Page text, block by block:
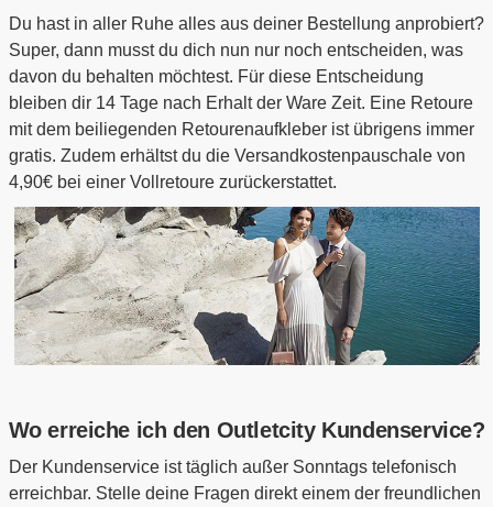
Du hast in aller Ruhe alles aus deiner Bestellung anprobiert?
Super, dann musst du dich nun nur noch entscheiden, was
davon du behalten möchtest. Für diese Entscheidung
bleiben dir 14 Tage nach Erhalt der Ware Zeit. Eine Retoure
mit dem beiliegenden Retourenaufkleber ist übrigens immer
gratis. Zudem erhältst du die Versandkostenpauschale von
4,90€ bei einer Vollretoure zurückerstattet.
Wo erreiche ich den Outletcity Kundenservice?
Der Kundenservice ist täglich außer Sonntags telefonisch
erreichbar. Stelle deine Fragen direkt einem der freundlichen